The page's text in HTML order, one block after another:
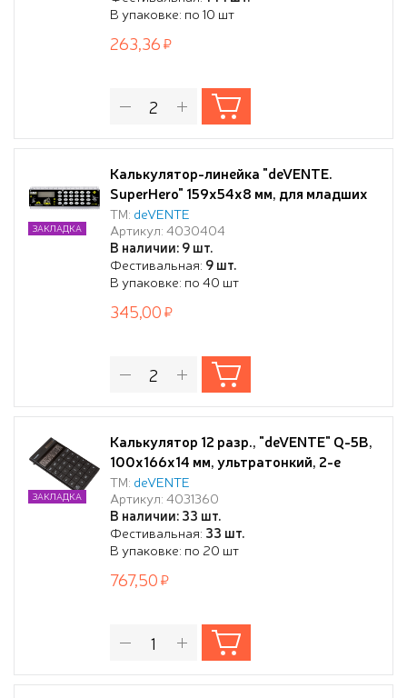
В упаковке: по 10 шт
263,36
Калькулятор-линейка "deVENTE.
SuperHero" 159x54x8 мм, для младших
классов, 8 разрядный, работа с
памятью, автоматическое вычисление
квадратного корня, процентов,
функция смены знака, с рисунком, в
блистере с подвесом
ТМ: deVENTE
Артикул: 4030404
В наличии: 9 шт.
Фестивальная: 9 шт.
В упаковке: по 40 шт
ЗАКЛАДКА
345,00
Калькулятор 12 разр., "deVENTE" Q-5B,
100x166x14 мм, ультратонкий, 2-е
питание, черный, автоматическое
вычисление процентов, наценки,
квадратного корня, общая сумма,
коррекция последнего введенного
значения, кнопка «00», работа с
памятью, функция зам
ТМ: deVENTE
Артикул: 4031360
В наличии: 33 шт.
Фестивальная: 33 шт.
В упаковке: по 20 шт
ЗАКЛАДКА
767,50